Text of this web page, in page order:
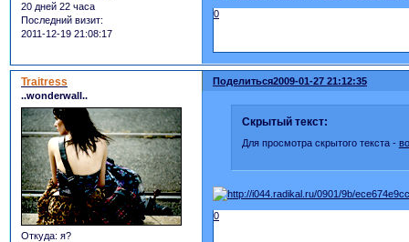
20 дней 22 часа
Последний визит:
2011-12-19 21:08:17
0
Поделиться2009-01-27 21:12:35
Traitress
..wonderwall..
Откуда: я?
Скрытый текст:
Для просмотра скрытого текста -
0